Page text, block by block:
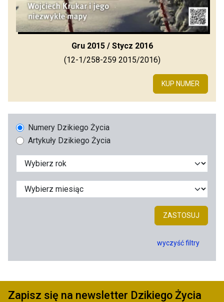
Gru 2015 / Stycz 2016
(12-1/258-259 2015/2016)
KUP NUMER
Numery Dzikiego Życia
Artykuły Dzikiego Życia
ZASTOSUJ
wyczyść filtry
Zapisz się na newsletter Dzikiego Życia